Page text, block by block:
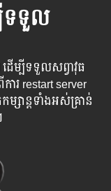
ទទួល
ម្បីទទួលសព្វាវុធ
រ restart server
ម្សាន្ដ​ទាំងអស់​គ្រាន់​